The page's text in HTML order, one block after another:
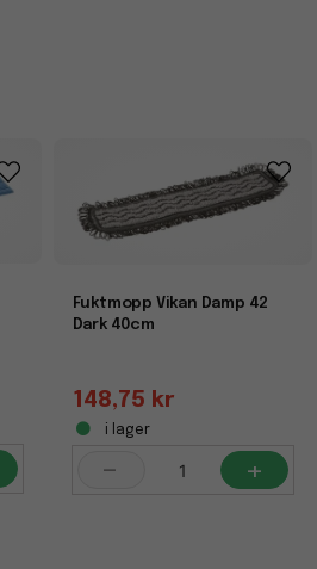
Fuktmopp Vikan Damp 42
Dark 40cm
148,75 kr
i lager
- +